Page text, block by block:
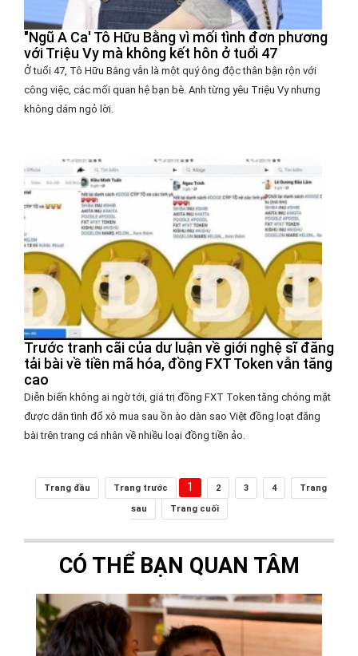
"Ngũ A Ca' Tô Hữu Bằng vì mối tình đơn phương
với Triệu Vy mà không kết hôn ở tuổi 47
Ở tuổi 47, Tô Hữu Bằng vẫn là một quý ông độc thân bận rộn với
công việc, các mối quan hệ bạn bè. Anh từng yêu Triệu Vy nhưng
không dám ngỏ lời.
Trước tranh cãi của dư luận về giới nghệ sĩ đăng
tải bài về tiền mã hóa, đồng FXT Token vẫn tăng
cao
Diễn biến không ai ngờ tới, giá trị đồng FXT Token tăng chóng mặt
được dân tình đổ xô mua sau ồn ào dàn sao Việt đồng loạt đăng
bài trên trang cá nhân về nhiều loại đồng tiền ảo.
Trang đầu Trang trước 1 2 3 4
Trang
sau
Trang cuối
CÓ THỂ BẠN QUAN TÂM